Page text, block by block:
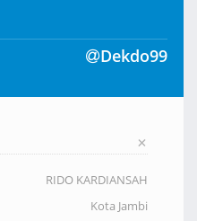
Dekdo99
+
RIDO KARDIANSAH
Kota Jambi